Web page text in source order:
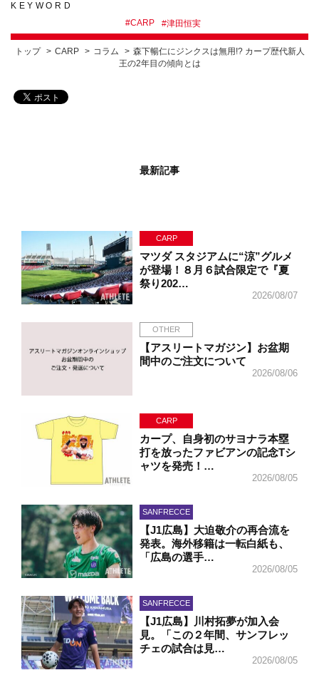
KEYWORD
#CARP #津田恒実
トップ CARP コラム
森下暢仁にジンクスは無用!? カープ歴代新人
王の2年目の傾向とは
最新記事
CARP
マツダ スタジアムに“涼”グルメ
が登場！８月６試合限定で『夏
祭り202…
2026/08/07
OTHER
【アスリートマガジン】お盆期
間中のご注文について
2026/08/06
CARP
カープ、自身初のサヨナラ本塁
打を放ったファビアンの記念Tシ
ャツを発売！…
2026/08/05
SANFRECCE
【J1広島】大迫敬介の再合流を
発表。海外移籍は一転白紙も、
「広島の選手…
2026/08/05
SANFRECCE
【J1広島】川村拓夢が加入会
見。「この２年間、サンフレッ
チェの試合は見…
2026/08/05